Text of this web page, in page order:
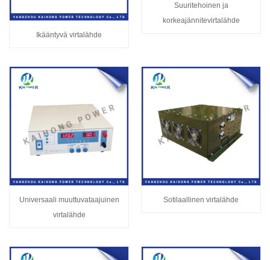
Ikääntyvä virtalähde
Suuritehoinen ja
korkeajännitevirtalähde
Universaali muuttuvataajuinen
virtalähde
Sotilaallinen virtalähde